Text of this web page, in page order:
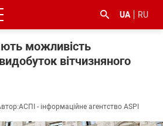
UA RU
можливість
вітчизняного
АСПІ - інформаційне агентство ASPI